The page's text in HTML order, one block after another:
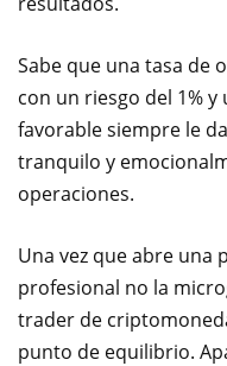
Sabe que una tasa de
con un riesgo del 1%
favorable siempre le
tranquilo y
operaciones.
Una vez que abre una
profesional no la
trader de
punto de equilibrio.